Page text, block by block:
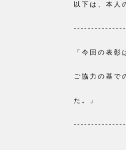
以下は、本人
「今回の表
ご協力の基で
た。」